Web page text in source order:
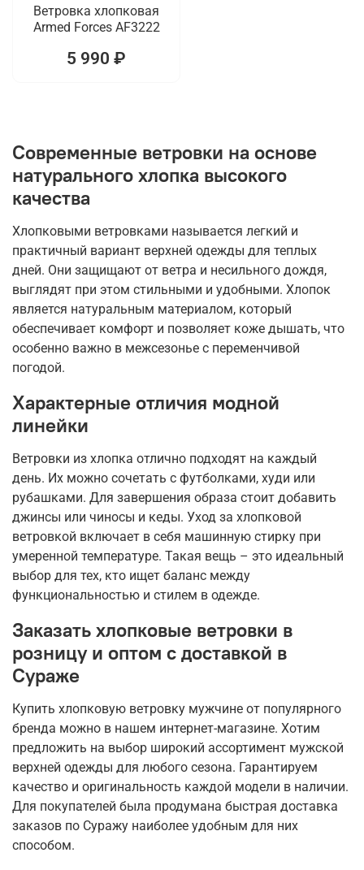
Ветровка хлопковая
Armed Forces AF3222
5 990 ₽
Современные ветровки на основе
натурального хлопка высокого
качества
Хлопковыми ветровками называется легкий и
практичный вариант верхней одежды для теплых
дней. Они защищают от ветра и несильного дождя,
выглядят при этом стильными и удобными. Хлопок
является натуральным материалом, который
обеспечивает комфорт и позволяет коже дышать, что
особенно важно в межсезонье с переменчивой
погодой.
Характерные отличия модной
линейки
Ветровки из хлопка отлично подходят на каждый
день. Их можно сочетать с футболками, худи или
рубашками. Для завершения образа стоит добавить
джинсы или чиносы и кеды. Уход за хлопковой
ветровкой включает в себя машинную стирку при
умеренной температуре. Такая вещь – это идеальный
выбор для тех, кто ищет баланс между
функциональностью и стилем в одежде.
Заказать хлопковые ветровки в
розницу и оптом с доставкой в
Сураже
Купить хлопковую ветровку мужчине от популярного
бренда можно в нашем интернет-магазине. Хотим
предложить на выбор широкий ассортимент мужской
верхней одежды для любого сезона. Гарантируем
качество и оригинальность каждой модели в наличии.
Для покупателей была продумана быстрая доставка
заказов по Суражу наиболее удобным для них
способом.